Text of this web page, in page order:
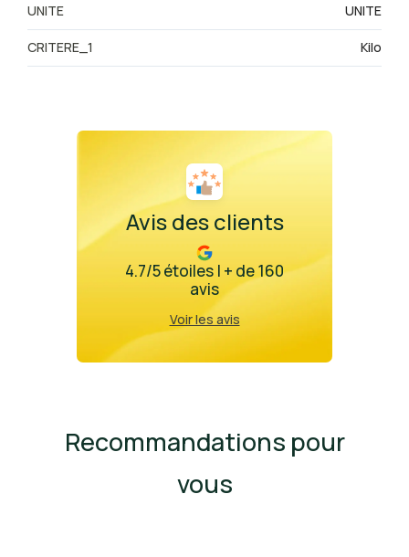
UNITE UNITE
CRITERE_1 Kilo
Avis des clients
4.7/5 étoiles | + de 160
avis
Voir les avis
Recommandations pour
vous